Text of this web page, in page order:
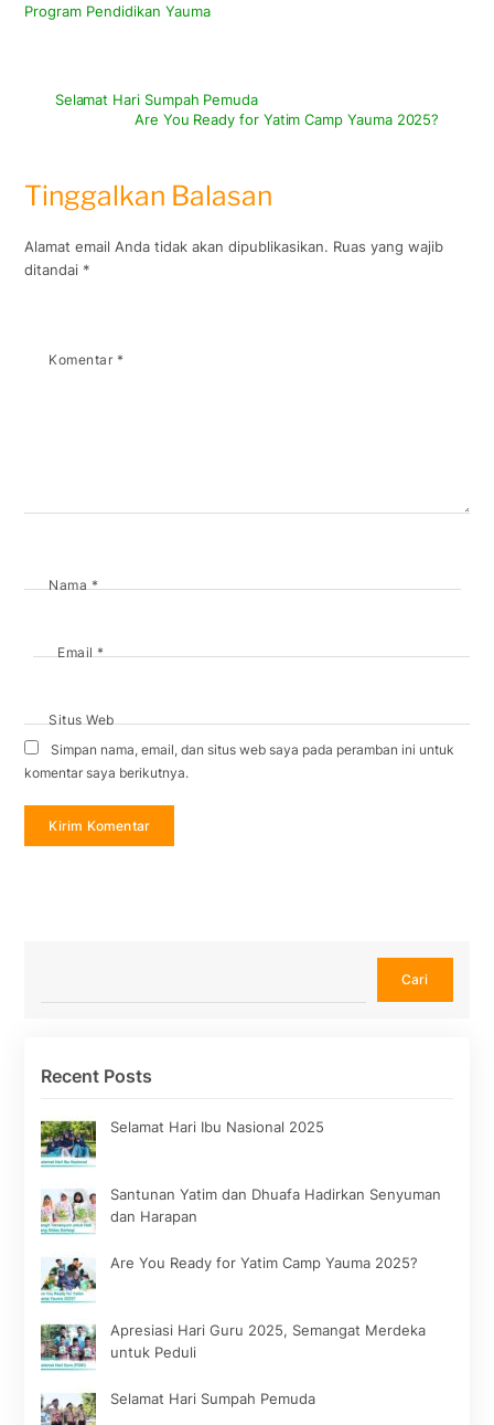
Program Pendidikan Yauma
Selamat Hari Sumpah Pemuda
Are You Ready for Yatim Camp Yauma 2025?
Tinggalkan Balasan
Alamat email Anda tidak akan dipublikasikan. Ruas yang wajib
ditandai *
Komentar *
Nama*
Email*
Situs Web
Simpan nama, email, dan situs web saya pada peramban ini untuk
komentar saya berikutnya.
Cari
Recent Posts
Selamat Hari Ibu Nasional 2025
Santunan Yatim dan Dhuafa Hadirkan Senyuman
dan Harapan
Are You Ready for Yatim Camp Yauma 2025?
Apresiasi Hari Guru 2025, Semangat Merdeka
untuk Peduli
Selamat Hari Sumpah Pemuda